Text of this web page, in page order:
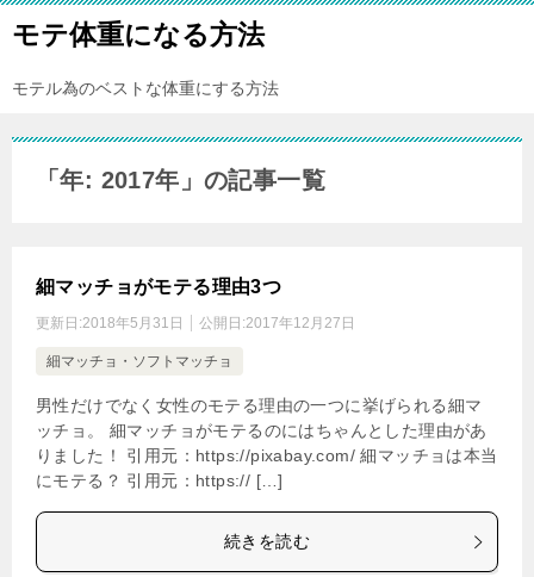
モテ体重になる方法
モテル為のベストな体重にする方法
「年: 2017年」の記事一覧
細マッチョがモテる理由3つ
更新日:2018年5月31日 公開日:2017年12月27日
細マッチョ・ソフトマッチョ
男性だけでなく女性のモテる理由の一つに挙げられる細マ
ッチョ。 細マッチョがモテるのにはちゃんとした理由があ
りました！ 引用元：https://pixabay.com/ 細マッチョは本当
にモテる？ 引用元：https:// […]
続きを読む